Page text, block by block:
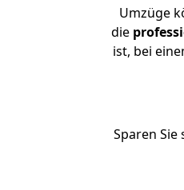
Umzüge
die
ist, bei
Sparen